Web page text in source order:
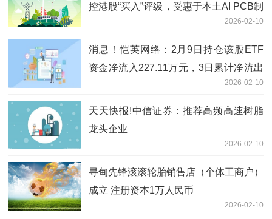
控港股“买入”评级，受惠于本土AI PCB制
2026-02-10
消息！恺英网络：2月9日持仓该股ETF
资金净流入227.11万元，3日累计净流出
2026-02-10
天天快报!中信证券：推荐高频高速树脂
龙头企业
2026-02-10
寻甸先锋滚滚轮胎销售店（个体工商户）
成立 注册资本1万人民币
2026-02-10